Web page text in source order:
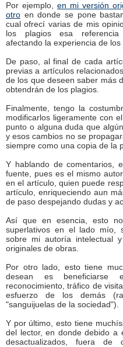
Por ejemplo, en mi versión
otro en donde se pone
cual ofrecí varias de mis
los plagios esa referencia
afectando la experiencia de los
De paso, al final de cada
previas a artículos
de los que deseen saber más
obtendrán de los plagios.
Finalmente, tengo la
modificarlos ligeramente con
punto o alguna duda que
y esos cambios no se
siempre como una copia de la
Y hablando de comentarios,
fuente, pues es el mismo
en el artículo, quien puede
artículo, enriqueciendo aun
de paso despejando dudas y
Así que en esencia, esto
superlativos en el lado mío,
sobre mi autoría intelectual
originales de obras.
Por otro lado, esto tiene
desean es beneficiarse
reconocimiento, tráfico de
esfuerzo de los demás
"sanguijuelas de la sociedad").
Y por último, esto tiene
del lector, en donde debido a
desactualizados, fuera